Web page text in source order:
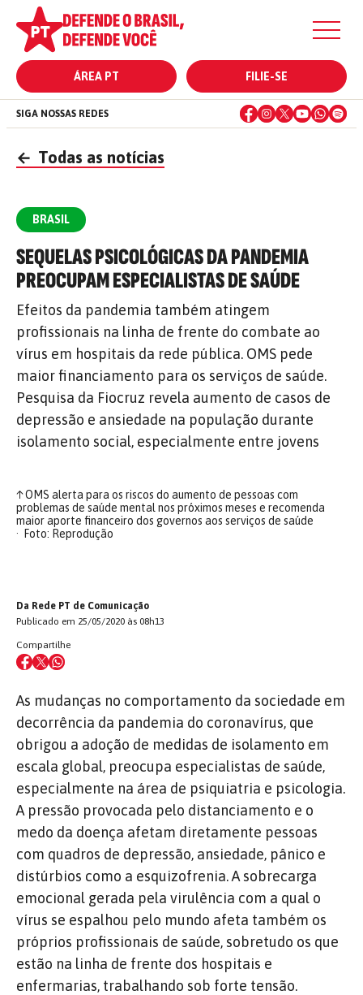
ÁREA PT FILIE-SE
SIGA NOSSAS REDES
← Todas as notícias
BRASIL
SEQUELAS PSICOLÓGICAS DA PANDEMIA
PREOCUPAM ESPECIALISTAS DE SAÚDE
Efeitos da pandemia também atingem
profissionais na linha de frente do combate ao
vírus em hospitais da rede pública. OMS pede
maior financiamento para os serviços de saúde.
Pesquisa da Fiocruz revela aumento de casos de
depressão e ansiedade na população durante
isolamento social, especialmente entre jovens
↑OMS alerta para os riscos do aumento de pessoas com
problemas de saúde mental nos próximos meses e recomenda
maior aporte financeiro dos governos aos serviços de saúde
Foto: Reprodução
Da Rede PT de Comunicação
Publicado em 25/05/2020 às 08h13
Compartilhe
As mudanças no comportamento da sociedade em
decorrência da pandemia do coronavírus, que
obrigou a adoção de medidas de isolamento em
escala global, preocupa especialistas de saúde,
especialmente na área de psiquiatria e psicologia.
A pressão provocada pelo distanciamento e o
medo da doença afetam diretamente pessoas
com quadros de depressão, ansiedade, pânico e
distúrbios como a esquizofrenia. A sobrecarga
emocional gerada pela virulência com a qual o
vírus se espalhou pelo mundo afeta também os
próprios profissionais de saúde, sobretudo os que
estão na linha de frente dos hospitais e
enfermarias, trabalhando sob forte tensão.